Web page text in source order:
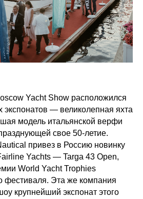
Yacht Show расположился
экспонатов — великолепная яхта
модель итальянской верфи
свое 50-летие.
привез в Россию новинку
Yachts — Targa 43 Open,
World Yacht Trophies
фестиваля. Эта же компания
крупнейший экспонат этого